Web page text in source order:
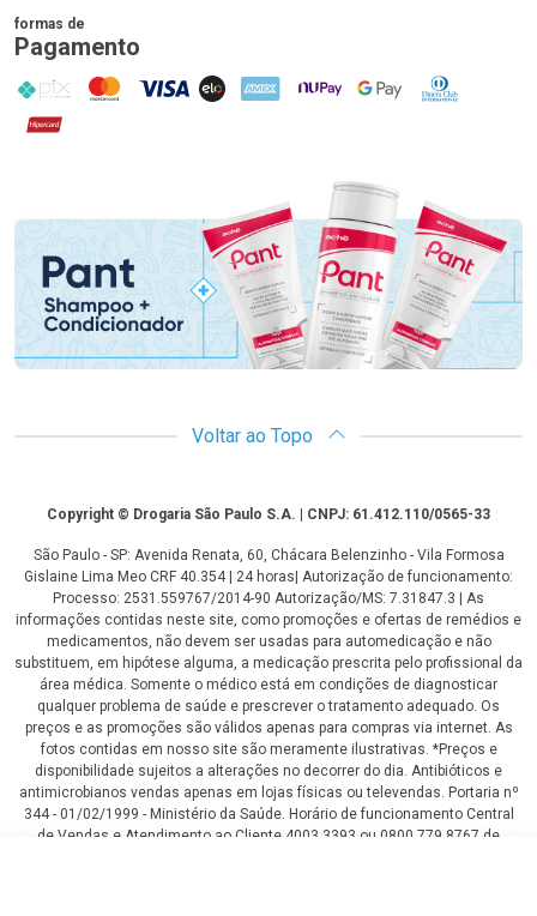
formas de
Pagamento
PIX MasterCard
VISA ELO AMEX NuPay Google PayDiners Club
Hipercard
Promoção em Destaque
Voltar ao Topo
CopyrightCopyright © Drogaria São Paulo S.A. | CNPJ: 61.412.110/0565-33
São Paulo - SP: Avenida Renata, 60, Chácara Belenzinho - Vila Formosa
Gislaine Lima Meo CRF 40.354 | 24 horas| Autorização de funcionamento:
Processo: 2531.559767/2014-90 Autorização/MS: 7.31847.3 | As
informações contidas neste site, como promoções e ofertas de remédios e
medicamentos, não devem ser usadas para automedicação e não
substituem, em hipótese alguma, a medicação prescrita pelo profissional da
área médica. Somente o médico está em condições de diagnosticar
qualquer problema de saúde e prescrever o tratamento adequado. Os
preços e as promoções são válidos apenas para compras via internet. As
fotos contidas em nosso site são meramente ilustrativas. *Preços e
disponibilidade sujeitos a alterações no decorrer do dia. Antibióticos e
antimicrobianos vendas apenas em lojas físicas ou televendas. Portaria nº
344 - 01/02/1999 - Ministério da Saúde. Horário de funcionamento Central
de Vendas e Atendimento ao Cliente 4003 3393 ou 0800 779 8767 de